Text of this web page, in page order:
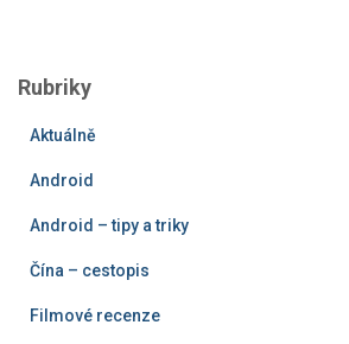
d
Rubriky
Aktuálně
Android
Android – tipy a triky
Čína – cestopis
Filmové recenze